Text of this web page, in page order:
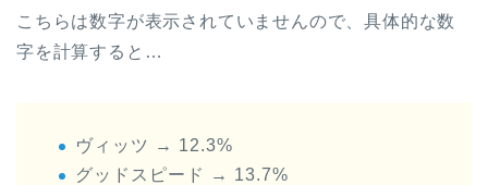
こちらは数字が表示されていませんので、具体的な数
字を計算すると…
ヴィッツ → 12.3%
グッドスピード → 13.7%